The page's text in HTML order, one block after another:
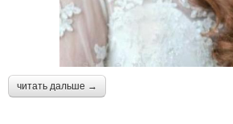
читать дальше →